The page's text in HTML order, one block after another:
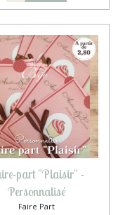
part "Plaisir" -
Personnalisé
Faire Part